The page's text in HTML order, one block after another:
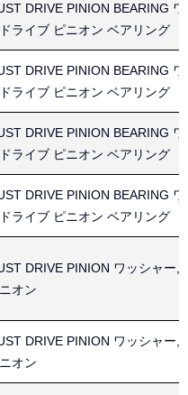
DRIVE PINION BEARING
ライブ ピニオン ベアリング
DRIVE PINION BEARING
ライブ ピニオン ベアリング
DRIVE PINION BEARING
ライブ ピニオン ベアリング
DRIVE PINION BEARING
ライブ ピニオン ベアリング
DRIVE PINION ワッシャー,
オン
DRIVE PINION ワッシャー,
オン